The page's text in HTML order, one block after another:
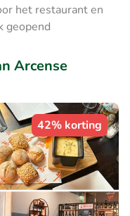
het restaurant en
geopend
Arcense
42% korting